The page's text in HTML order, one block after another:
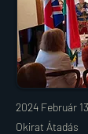
2024 Február
Okirat Átadás